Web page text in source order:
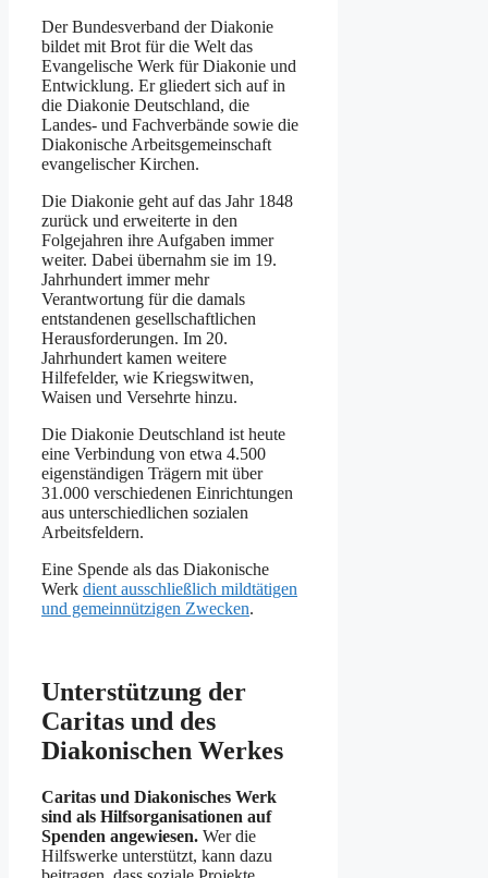
Der Bundesverband der Diakonie
bildet mit Brot für die Welt das
Evangelische Werk für Diakonie und
Entwicklung. Er gliedert sich auf in
die Diakonie Deutschland, die
Landes- und Fachverbände sowie die
Diakonische Arbeitsgemeinschaft
evangelischer Kirchen.
Die Diakonie geht auf das Jahr 1848
zurück und erweiterte in den
Folgejahren ihre Aufgaben immer
weiter. Dabei übernahm sie im 19.
Jahrhundert immer mehr
Verantwortung für die damals
entstandenen gesellschaftlichen
Herausforderungen. Im 20.
Jahrhundert kamen weitere
Hilfefelder, wie Kriegswitwen,
Waisen und Versehrte hinzu.
Die Diakonie Deutschland ist heute
eine Verbindung von etwa 4.500
eigenständigen Trägern mit über
31.000 verschiedenen Einrichtungen
aus unterschiedlichen sozialen
Arbeitsfeldern.
Eine Spende als das Diakonische
Werk dient ausschließlich mildtätigen
und gemeinnützigen Zwecken.
Unterstützung der
Caritas und des
Diakonischen Werkes
Caritas und Diakonisches Werk
sind als Hilfsorganisationen auf
Spenden angewiesen. Wer die
Hilfswerke unterstützt, kann dazu